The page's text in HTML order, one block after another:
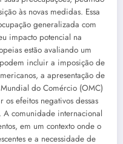
às novas medidas. Essa
generalizada com
impacto potencial na
estão avaliando um
incluir a imposição de
a apresentação de
do Comércio (OMC)
efeitos negativos dessas
A comunidade internacional
em um contexto onde o
e a necessidade de